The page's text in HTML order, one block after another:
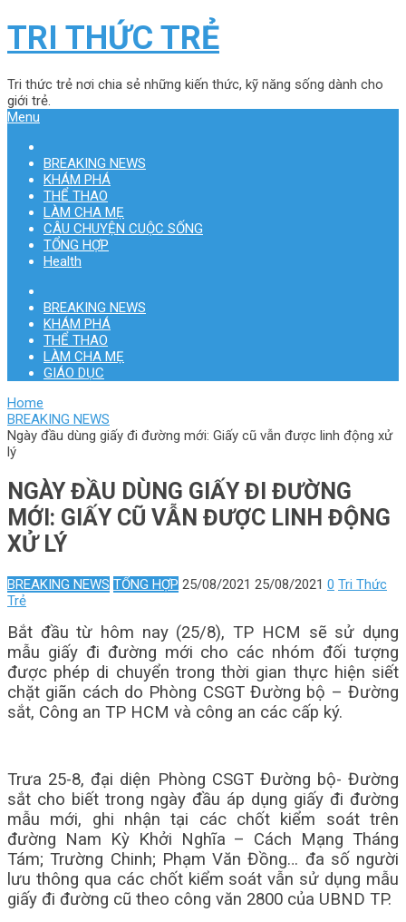
TRI THỨC TRẺ
Tri thức trẻ nơi chia sẻ những kiến thức, kỹ năng sống dành cho
giới trẻ.
Menu
BREAKING NEWS
KHÁM PHÁ
THỂ THAO
LÀM CHA MẸ
CÂU CHUYỆN CUỘC SỐNG
TỔNG HỢP
Health
BREAKING NEWS
KHÁM PHÁ
THỂ THAO
LÀM CHA MẸ
GIÁO DỤC
Home
BREAKING NEWS
Ngày đầu dùng giấy đi đường mới: Giấy cũ vẫn được linh động xử
lý
NGÀY ĐẦU DÙNG GIẤY ĐI ĐƯỜNG
MỚI: GIẤY CŨ VẪN ĐƯỢC LINH ĐỘNG
XỬ LÝ
BREAKING NEWS TỔNG HỢP 25/08/2021 25/08/2021 0 Tri Thức
Trẻ
Bắt đầu từ hôm nay (25/8), TP HCM sẽ sử dụng
mẫu giấy đi đường mới cho các nhóm đối tượng
được phép di chuyển trong thời gian thực hiện siết
chặt giãn cách do Phòng CSGT Đường bộ – Đường
sắt, Công an TP HCM và công an các cấp ký.
Trưa 25-8, đại diện Phòng CSGT Đường bộ- Đường
sắt cho biết trong ngày đầu áp dụng giấy đi đường
mẫu mới, ghi nhận tại các chốt kiểm soát trên
đường Nam Kỳ Khởi Nghĩa – Cách Mạng Tháng
Tám; Trường Chinh; Phạm Văn Đồng… đa số người
lưu thông qua các chốt kiểm soát vẫn sử dụng mẫu
giấy đi đường cũ theo công văn 2800 của UBND TP.